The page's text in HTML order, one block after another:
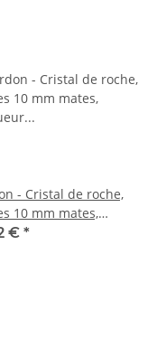
- Cristal de roche,
10 mm mates,
39,5 cm /4647
€ *